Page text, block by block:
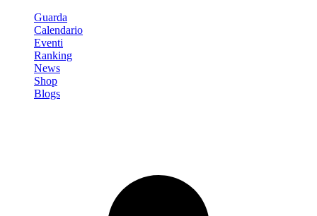
Guarda
Calendario
Eventi
Ranking
News
Shop
Blogs